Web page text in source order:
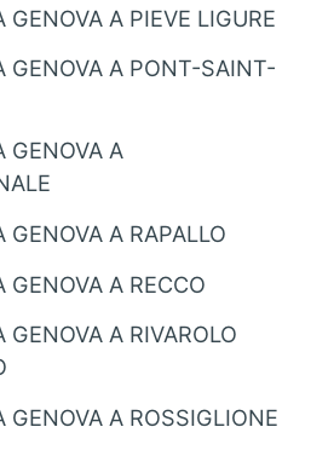
GENOVA A PIEVE LIGURE
GENOVA A PONT-SAINT-
GENOVA A
GENOVA A RAPALLO
GENOVA A RECCO
GENOVA A RIVAROLO
GENOVA A ROSSIGLIONE